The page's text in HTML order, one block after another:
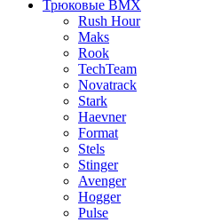
Трюковые BMX
Rush Hour
Maks
Rook
TechTeam
Novatrack
Stark
Haevner
Format
Stels
Stinger
Avenger
Hogger
Pulse